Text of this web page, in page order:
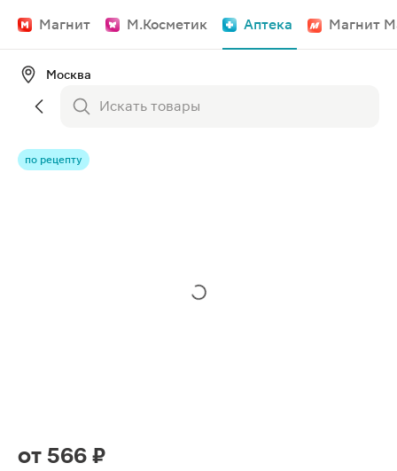
Магнит М.Косметик Аптека Магнит
Москва
по рецепту
от 566 ₽